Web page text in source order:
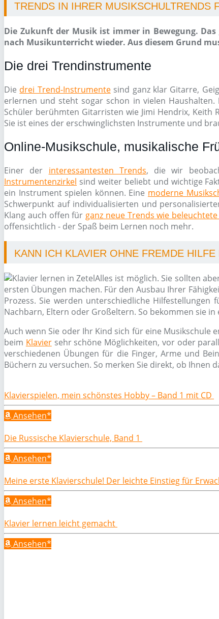
TRENDS IN IHRER MUSIKSCHULTRENDS
Die Zukunft der Musik ist immer in Bewegung.
nach Musikunterricht wieder. Aus diesem Grund
Die drei Trendinstrumente
Die drei Trend-Instrumentesind ganz klar Gitarre,
erlernen und steht sogar schon in vielen
Schüler berühmten Gitarristen wie Jimi Hendrix, Keith
Sie ist eines der erschwinglichsten Instrumente und
Online-Musikschule, musikalische
Einer der interessantesten Trends, die wir
Instrumentenzirkel sind weiter beliebt und wichtige
ein Instrument spielen können. Eine moderne
Schwerpunkt auf individualisierten und
Klang auch offen für ganz neue Trends wie
offensichtlich - der Spaß beim Lernen noch mehr.
KANN ICH KLAVIER OHNE FREMDE HILFE
Alles ist möglich. Sie sollten
ersten Übungen machen. Für den Ausbau Ihrer
Prozess. Sie werden unterschiedliche
Nachbarn, Eltern oder Großeltern. So bekommen sie
Auch wenn Sie oder Ihr Kind sich für eine
beim Klaviersehr schöne Möglichkeiten, vor oder
verschiedenen Übungen für die Finger, Arme und
Büchern zu versuchen. So merken Sie direkt, ob Ihnen
Klavierspielen, mein schönstes Hobby – Band 1 mit CD
Ansehen*
Die Russische Klavierschule, Band 1
Ansehen*
Meine erste Klavierschule! Der leichte Einstieg für
Ansehen*
Klavier lernen leicht gemacht
Ansehen*